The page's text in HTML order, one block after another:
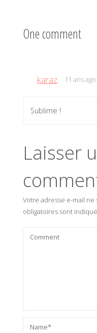
One comment
karaz 11 ans ago
Sublime !
Laisser
Votre adresse e-mail ne
obligatoires sont